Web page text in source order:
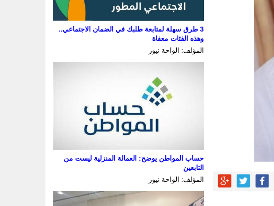
3 طرق سهلة لمتابعة طلبك في الضمان الاجتماعي..
وهذه الفئات معفاة
المؤلف: الواحة نيوز
حساب المواطن يوضح: العمالة المنزلية ليست من
التابعين
المؤلف: الواحة نيوز